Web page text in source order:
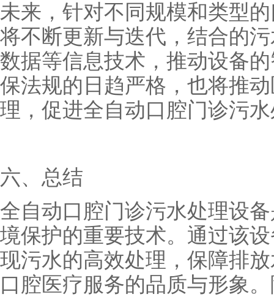
未来，针对不同规模和类型
将不断更新与迭代，结合的
数据等信息技术，推动设备
保法规的日趋严格，也将推
理，促进全自动口腔门诊污
六、总结
全自动口腔门诊污水处理设
境保护的重要技术。通过该
现污水的高效处理，保障排
口腔医疗服务的品质与形象